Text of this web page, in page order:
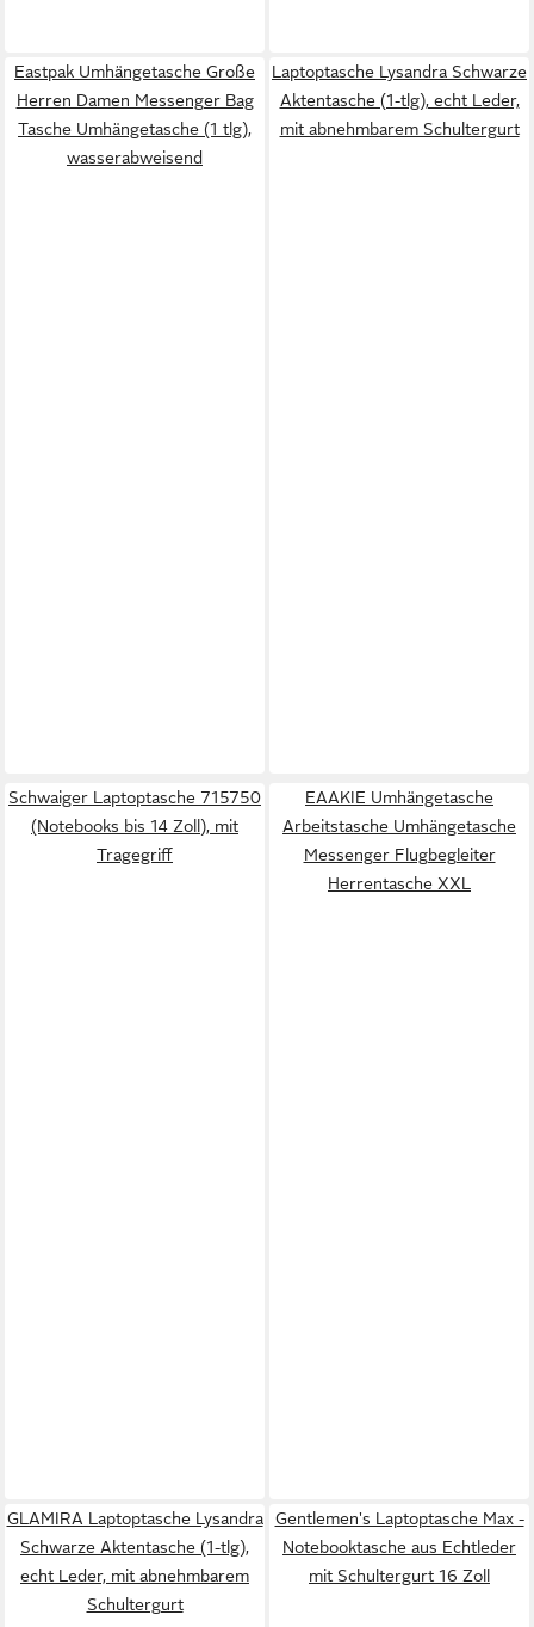
Eastpak Umhängetasche Große
Herren Damen Messenger Bag
Tasche Umhängetasche (1 tlg),
wasserabweisend
Laptoptasche Lysandra Schwarze
Aktentasche (1-tlg), echt Leder,
mit abnehmbarem Schultergurt
Schwaiger Laptoptasche 715750
(Notebooks bis 14 Zoll), mit
Tragegriff
EAAKIE Umhängetasche
Arbeitstasche Umhängetasche
Messenger Flugbegleiter
Herrentasche XXL
GLAMIRA Laptoptasche Lysandra
Schwarze Aktentasche (1-tlg),
echt Leder, mit abnehmbarem
Schultergurt
Gentlemen's Laptoptasche Max -
Notebooktasche aus Echtleder
mit Schultergurt 16 Zoll